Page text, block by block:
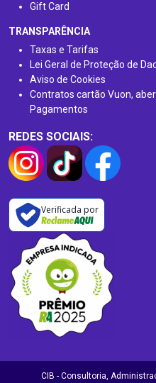
Gift Card
TRANSPARÊNCIA
Taxas e Tarifas
Lei Geral de Proteção de
Aviso de Cookies
Contratos cartão Vuon,
Pagamentos
REDES SOCIAIS:
Verificada por
CIB - Consultoria,